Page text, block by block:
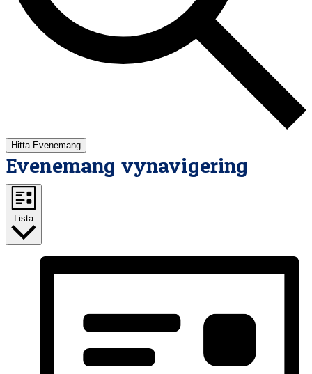
Hitta Evenemang
Evenemang vynavigering
Lista